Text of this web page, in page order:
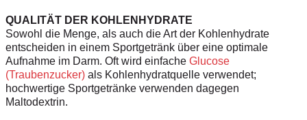
QUALITÄT DER KOHLENHYDRATE
Sowohl die Menge, als auch die Art der Kohlenhydrate
entscheiden in einem Sportgetränk über eine optimale
Aufnahme im Darm. Oft wird einfache Glucose
(Traubenzucker) als Kohlenhydratquelle verwendet;
hochwertige Sportgetränke verwenden dagegen
Maltodextrin.